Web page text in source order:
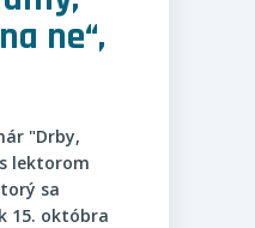
ne“,
"Drby,
lektorom
sa
15. októbra